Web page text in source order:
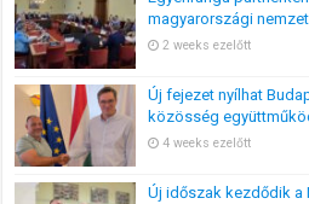
magyarországi
2 weeks ezelőtt
Új fejezet nyílhat
közösség
4 weeks ezelőtt
Új időszak kezdődik a